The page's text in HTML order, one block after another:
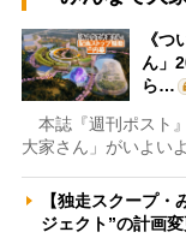
《
ん」
ら…
本誌『週刊ポスト
大家さん」がいよい
【独走スクープ
ジェクト”の計画